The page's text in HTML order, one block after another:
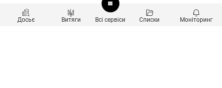
Досьє Витяги Всі сервіси Списки Моніторинг